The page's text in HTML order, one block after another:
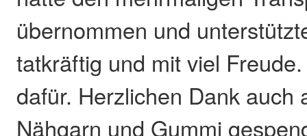
übernommen und
tatkräftig und mit viel
dafür. Herzlichen Dank auch
Nähgarn und Gummi